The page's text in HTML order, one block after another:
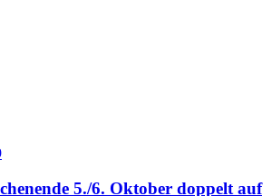
5./6. Oktober doppelt auf